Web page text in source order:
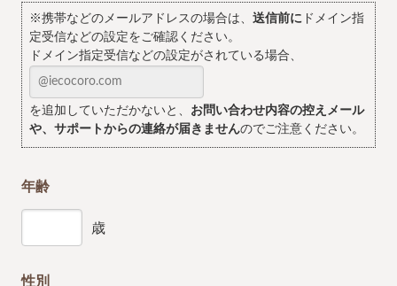
※携帯などのメールアドレスの場合は、送信前に ドメイン指
定受信などの設定をご確認ください。
ドメイン指定受信などの設定がされている場合、
を追加していただかないと、 お問い合わせ内容の控えメール
や、サポートからの連絡が届きませんのでご注意ください。
年齢
歳
性別